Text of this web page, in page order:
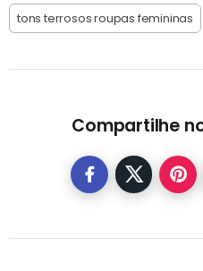
tons terrosos roupas femininas
Compartilhe